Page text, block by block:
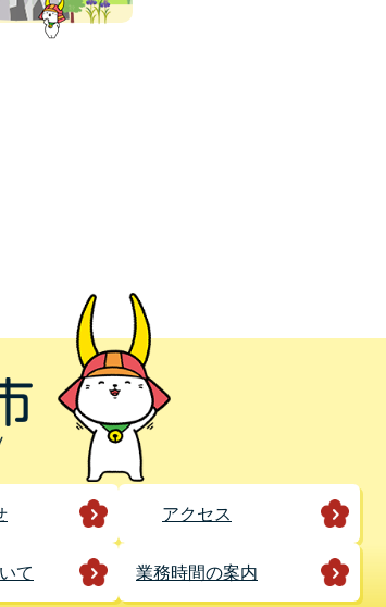
アクセス
て 業務時間の案内